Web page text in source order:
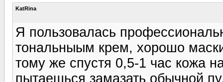
KatRina
Я пользовалась
тональныым крем, хорошо
тому же спустя 0,5-1 час кожа
пытаешься замазать обычной